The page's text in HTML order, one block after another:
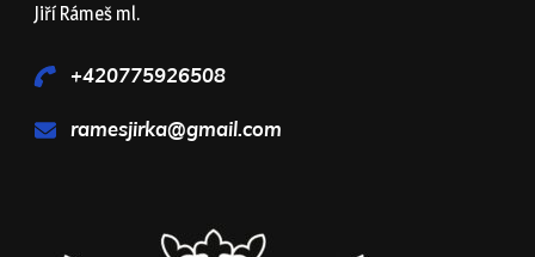
Jiří Rámeš ml.
+420775926508
ramesjirka@gmail.com